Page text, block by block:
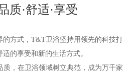
质·舒适·享受
的方式，T&T卫浴坚持用领先的科技打
的享受和新的生活方式。
，在卫浴领域树立典范，成为万千家